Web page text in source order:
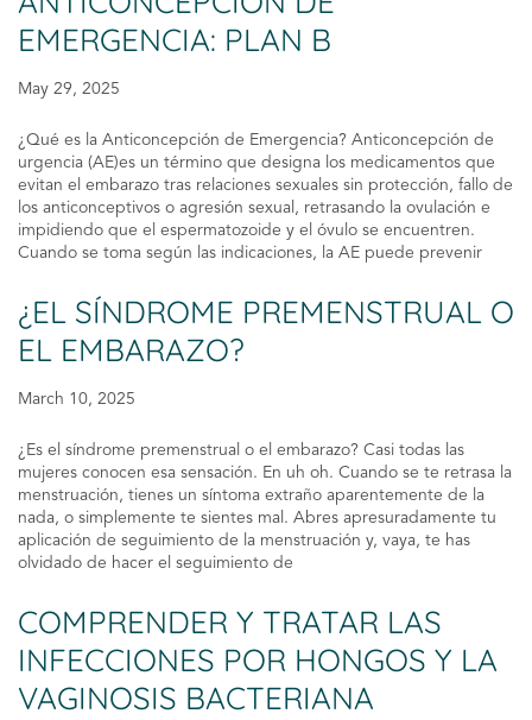
EMERGENCIA: PLAN B
May 29, 2025
¿Qué es la Anticoncepción de Emergencia? Anticoncepción de
urgencia (AE)es un término que designa los medicamentos que
evitan el embarazo tras relaciones sexuales sin protección, fallo de
los anticonceptivos o agresión sexual, retrasando la ovulación e
impidiendo que el espermatozoide y el óvulo se encuentren.
Cuando se toma según las indicaciones, la AE puede prevenir
¿EL SÍNDROME PREMENSTRUAL O
EL EMBARAZO?
March 10, 2025
¿Es el síndrome premenstrual o el embarazo? Casi todas las
mujeres conocen esa sensación. En uh oh. Cuando se te retrasa la
menstruación, tienes un síntoma extraño aparentemente de la
nada, o simplemente te sientes mal. Abres apresuradamente tu
aplicación de seguimiento de la menstruación y, vaya, te has
olvidado de hacer el seguimiento de
COMPRENDER Y TRATAR LAS
INFECCIONES POR HONGOS Y LA
VAGINOSIS BACTERIANA